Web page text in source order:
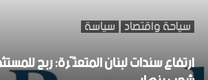
سياحة واقتصاد سياسة
ارتفاع سندات لبنان المتعثّرة: ربح